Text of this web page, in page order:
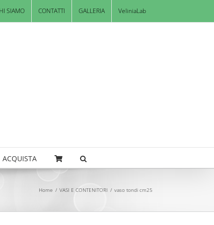
SIAMO CONTATTI GALLERIA VeliniaLab
ACQUISTA
Home / VASI E CONTENITORI / vaso tondi cm25